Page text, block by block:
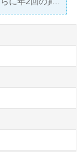
とができま
しており、初
います。こ
ンスです。
員54名。『あ
う理念のも
ートを行って
ど多様な経
を目指す方に
声」に寄り
長していくこ